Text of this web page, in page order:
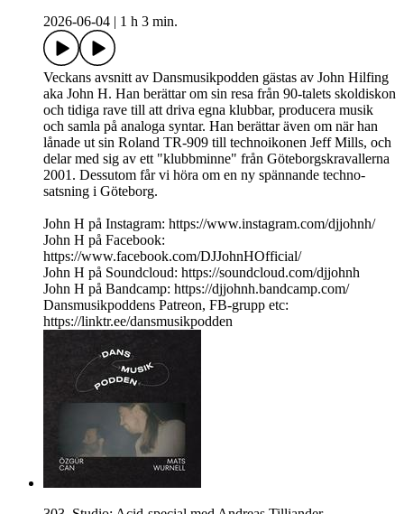
2026-06-04
1 h 3 min.
Veckans avsnitt av Dansmusikpodden gästas av John Hilfing
aka John H. Han berättar om sin resa från 90-talets skoldiskon
och tidiga rave till att driva egna klubbar, producera musik
och samla på analoga syntar. Han berättar även om när han
lånade ut sin Roland TR-909 till technoikonen Jeff Mills, och
delar med sig av ett "klubbminne" från Göteborgskravallerna
2001. Dessutom får vi höra om en ny spännande techno-
satsning i Göteborg.
John H på Instagram: https://www.instagram.com/djjohnh/
John H på Facebook:
https://www.facebook.com/DJJohnHOfficial/
John H på Soundcloud: https://soundcloud.com/djjohnh
John H på Bandcamp: https://djjohnh.bandcamp.com/
Dansmusikpoddens Patreon, FB-grupp etc:
https://linktr.ee/dansmusikpodden